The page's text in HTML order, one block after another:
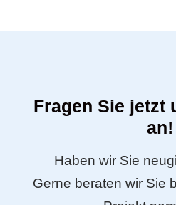
Fragen Sie jetzt
an!
Haben wir Sie
Gerne beraten wir Sie